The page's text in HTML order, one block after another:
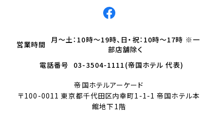
営業時間
月～土：10時～19時、日・祝：10時～17時 ※一
部店舗除く
電話番号
03-3504-1111(帝国ホテル 代表)
帝国ホテルアーケード
〒100-0011 東京都千代田区内幸町1-1-1 帝国ホテル本
館地下1階